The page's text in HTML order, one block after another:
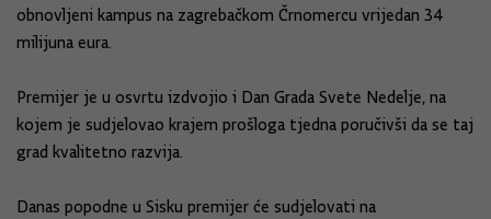
obnovljeni kampus na zagrebačkom Črnomercu vrijedan 34
milijuna eura.
Premijer je u osvrtu izdvojio i Dan Grada Svete Nedelje, na
kojem je sudjelovao krajem prošloga tjedna poručivši da se taj
grad kvalitetno razvija.
Danas popodne u Sisku premijer će sudjelovati na